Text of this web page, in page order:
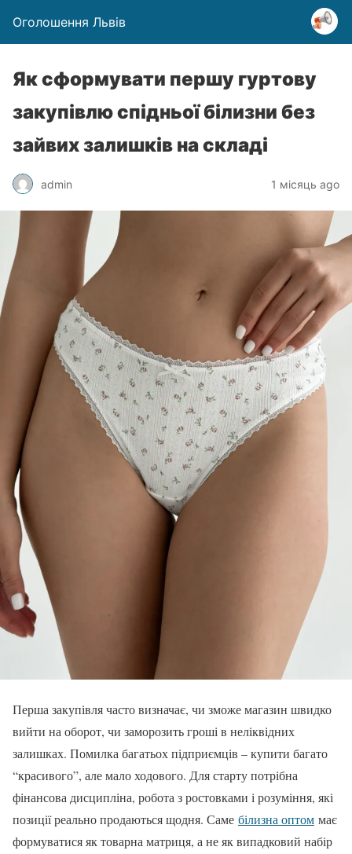
Оголошення Львів
Як сформувати першу гуртову
закупівлю спідньої білизни без
зайвих залишків на складі
admin 1 місяць ago
Перша закупівля часто визначає, чи зможе магазин швидко
вийти на оборот, чи заморозить гроші в неліквідних
залишках. Помилка багатьох підприємців – купити багато
“красивого”, але мало ходового. Для старту потрібна
фінансова дисципліна, робота з ростовками і розуміння, які
позиції реально продаються щодня. Саме білизна оптом має
формуватися як товарна матриця, а не як випадковий набір